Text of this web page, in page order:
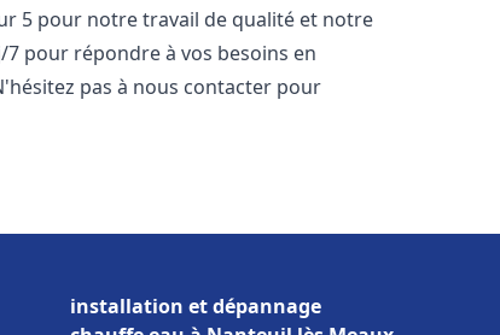
5 pour notre travail de qualité et notre
pour répondre à vos besoins en
pas à nous contacter pour
installation et dépannage